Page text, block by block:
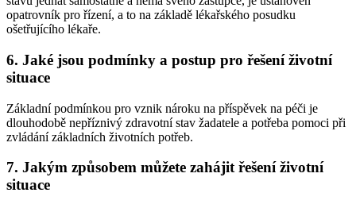
opatrovník pro řízení, a to na základě lékařského posudku
ošetřujícího lékaře.
6. Jaké jsou podmínky a postup pro řešení životní
situace
Základní podmínkou pro vznik nároku na příspěvek na péči je
dlouhodobě nepříznivý zdravotní stav žadatele a potřeba pomoci při
zvládání základních životních potřeb.
7. Jakým způsobem můžete zahájit řešení životní
situace